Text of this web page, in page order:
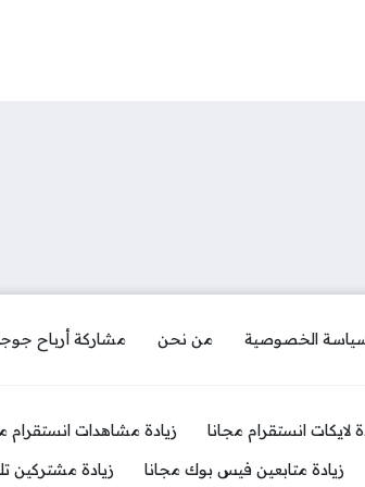
الخصوصية من نحن مشاركة أرباح جوجل أدسنس
لايكات انستقرام مجانا زيادة مشاهدات انستقرام
زيادة متابعين فيس بوك مجانا زيادة مشتركين